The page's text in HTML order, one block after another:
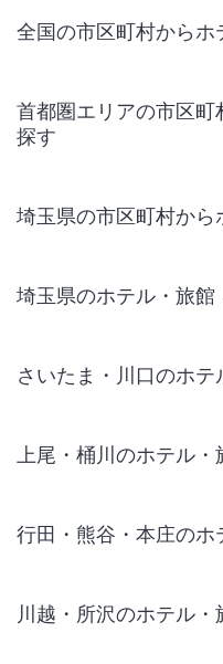
全国の市区町村から
首都圏エリアの市区町
探す
埼玉県の市区町村か
埼玉県のホテル・旅館
さいたま・川口のホ
上尾・桶川のホテル・
行田・熊谷・本庄の
川越・所沢のホテル・